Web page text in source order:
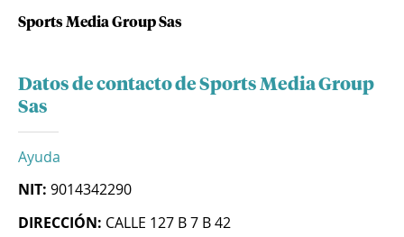
Sports Media Group Sas
Datos de contacto de Sports Media Group
Sas
Ayuda
NIT: 9014342290
DIRECCIÓN: CALLE 127 B 7 B 42